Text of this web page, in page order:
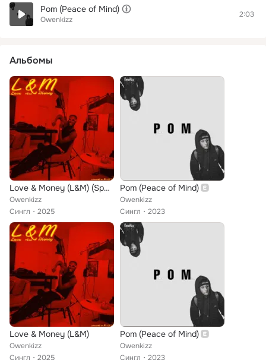
Pom (Peace of Mind)
Owenkizz
2:03
Альбомы
Love & Money (L&M) (Sped Up)
Owenkizz
Сингл
2025
Pom (Peace of Mind)
Owenkizz
Сингл
2023
Love & Money (L&M)
Owenkizz
Сингл
2025
Pom (Peace of Mind)
Owenkizz
Сингл
2023